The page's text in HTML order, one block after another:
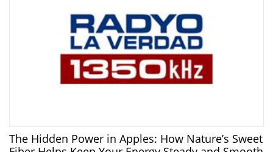
The Hidden Power in Apples: How Nature’s Sweet